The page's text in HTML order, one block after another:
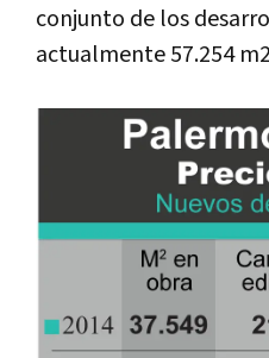
conjunto de los
actualmente 57.254